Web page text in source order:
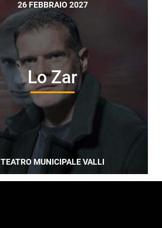
26 FEBBRAIO 2027
Lo Zar
TEATRO MUNICIPALE VALLI